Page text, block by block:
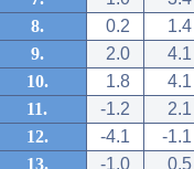
8.
0.2
1.4
9.
2.0
4.1
10.
1.8
4.1
11.
-1.2
2.1
12.
-4.1
-1.1
13.
-1.0
0.5